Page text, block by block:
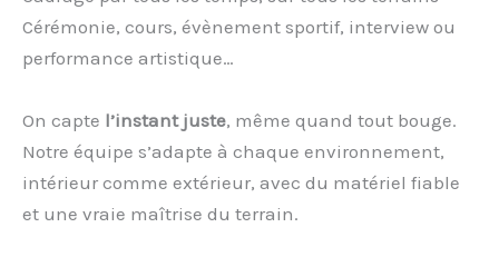
Cérémonie, cours, évènement sportif, interview ou
performance artistique…
On capte l’instant juste, même quand tout bouge.
Notre équipe s’adapte à chaque environnement,
intérieur comme extérieur, avec du matériel fiable
et une vraie maîtrise du terrain.